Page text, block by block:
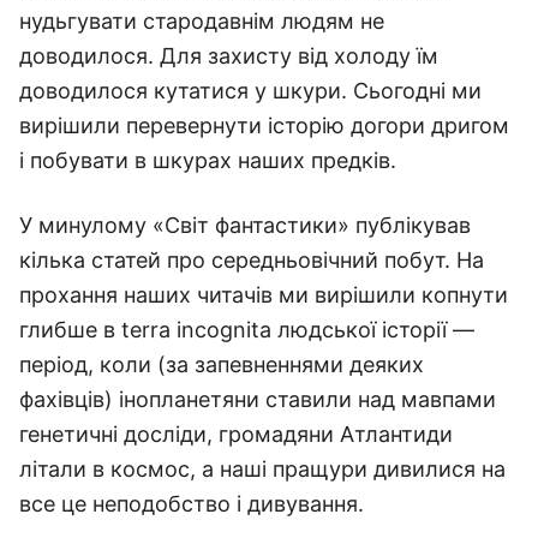
нудьгувати стародавнім людям не
доводилося. Для захисту від холоду їм
доводилося кутатися у шкури. Сьогодні ми
вирішили перевернути історію догори дригом
і побувати в шкурах наших предків.
У минулому «Світ фантастики» публікував
кілька статей про середньовічний побут. На
прохання наших читачів ми вирішили копнути
глибше в terra incognita людської історії —
період, коли (за запевненнями деяких
фахівців) інопланетяни ставили над мавпами
генетичні досліди, громадяни Атлантиди
літали в космос, а наші пращури дивилися на
все це неподобство і дивування.